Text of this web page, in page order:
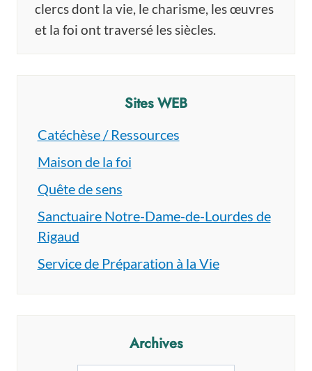
clercs dont la vie, le charisme, les œuvres
et la foi ont traversé les siècles.
Sites WEB
Catéchèse / Ressources
Maison de la foi
Quête de sens
Sanctuaire Notre-Dame-de-Lourdes de
Rigaud
Service de Préparation à la Vie
Archives